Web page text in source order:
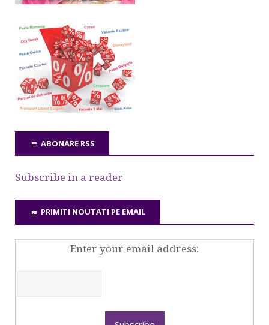
ABONARE RSS
Subscribe in a reader
PRIMITI NOUTATI PE EMAIL
Enter your email address: